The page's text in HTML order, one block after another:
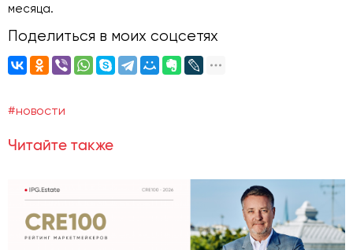
месяца.
Поделиться в моих соцсетях
#новости
Читайте также